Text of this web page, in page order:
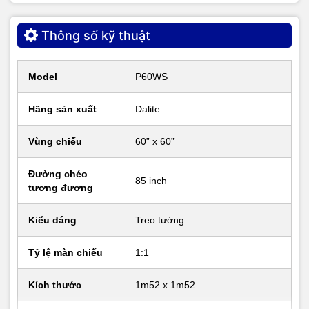
Chất liệu hình ảnh đẹp mắt trên khung
hình rộng
Màn chiếu treo tường Dalite P60WS được thiết kế với góc nhìn
ảnh được trình chiếu hiển thị càng sắc nét). So với bức tường
được sơn phủ thông thường thì màn chiếu treo tường Dalite
sử dụng, màn chiếu có thể được cuộn lại gọn gàng, tiết kiệm
diện tích.
Thông số kỹ thuật
Model P60WS
Hãng sản xuất Dalite
Vùng chiếu 60” x 60”
Đường chéo
tương đương
85 inch
Kiểu dáng Treo tường
Tỷ lệ màn chiếu 1:1
Kích thước 1m52 x 1m52